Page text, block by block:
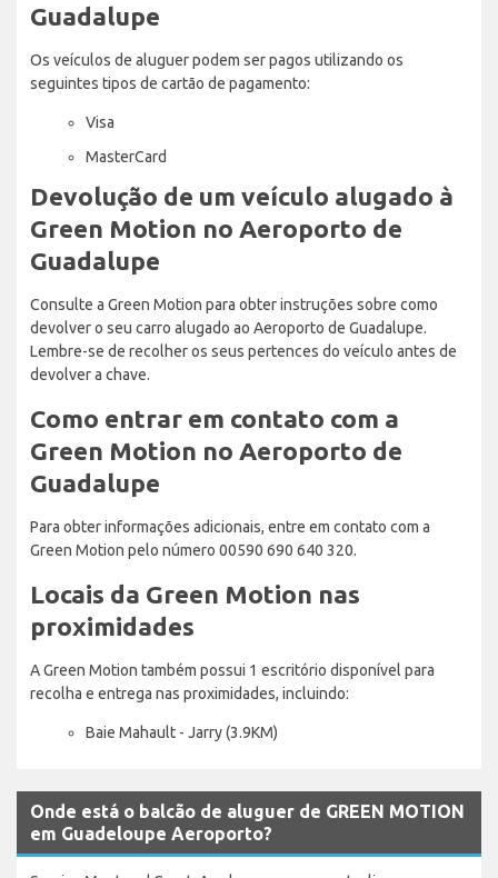
Guadalupe
Os veículos de aluguer podem ser pagos utilizando os
seguintes tipos de cartão de pagamento:
Visa
MasterCard
Devolução de um veículo alugado à
Green Motion no Aeroporto de
Guadalupe
Consulte a Green Motion para obter instruções sobre como
devolver o seu carro alugado ao Aeroporto de Guadalupe.
Lembre-se de recolher os seus pertences do veículo antes de
devolver a chave.
Como entrar em contato com a
Green Motion no Aeroporto de
Guadalupe
Para obter informações adicionais, entre em contato com a
Green Motion pelo número 00590 690 640 320.
Locais da Green Motion nas
proximidades
A Green Motion também possui 1 escritório disponível para
recolha e entrega nas proximidades, incluindo:
Baie Mahault - Jarry (3.9KM)
Onde está o balcão de aluguer de GREEN MOTION
em Guadeloupe Aeroporto?